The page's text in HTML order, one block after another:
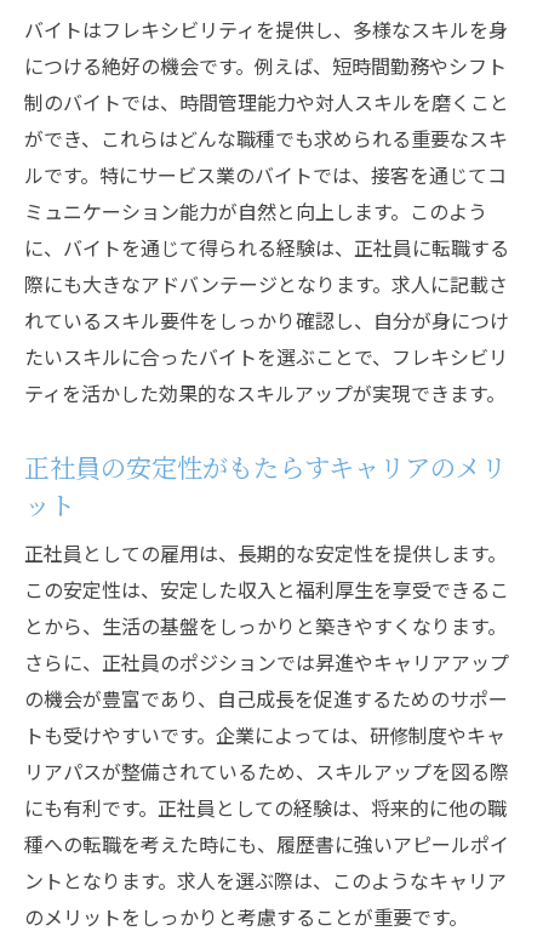
方を徹底解説
多様な求人市場の特徴を理解する
正社員とバイトの求人情報を正確に比較す
る方法
求人サイトを効果的に利用するテクニック
応募する際に考慮すべき条件とは
バイトと正社員の求人の見極め方
市場の変化に応じた求人選びのアプローチ
ライフスタイルに合った求人で成功バイトと正
社員のメリットを比較
正社員としての福利厚生・収入の安定性
スカウト求人がもたらす多様な選択肢
仕事とプライベートを両立させる方法
ライフステージに応じたキャリアパスの選
び方
将来の目標に向けて求人選びを成功させるバイ
トと正社員のポイント
目標を明確にした求人選定の重要性
バイト経験が将来のキャリアに与える影響
正社員としてのキャリア構築のポイント
スカウト求人を活用したキャリアプラン
バイトはフレキシビリティを提供し、多様なスキルを身
につける絶好の機会です。例えば、短時間勤務やシフト
制のバイトでは、時間管理能力や対人スキルを磨くこと
ができ、これらはどんな職種でも求められる重要なスキ
ルです。特にサービス業のバイトでは、接客を通じてコ
ミュニケーション能力が自然と向上します。このよう
に、バイトを通じて得られる経験は、正社員に転職する
際にも大きなアドバンテージとなります。求人に記載さ
れているスキル要件をしっかり確認し、自分が身につけ
たいスキルに合ったバイトを選ぶことで、フレキシビリ
ティを活かした効果的なスキルアップが実現できます。
正社員の安定性がもたらすキャリアのメリ
ット
正社員としての雇用は、長期的な安定性を提供します。
この安定性は、安定した収入と福利厚生を享受できるこ
とから、生活の基盤をしっかりと築きやすくなります。
さらに、正社員のポジションでは昇進やキャリアアップ
の機会が豊富であり、自己成長を促進するためのサポー
トも受けやすいです。企業によっては、研修制度やキャ
リアパスが整備されているため、スキルアップを図る際
にも有利です。正社員としての経験は、将来的に他の職
種への転職を考えた時にも、履歴書に強いアピールポイ
ントとなります。求人を選ぶ際は、このようなキャリア
のメリットをしっかりと考慮することが重要です。